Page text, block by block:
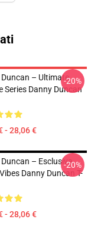
Duncan – Ultimate
Series Danny Duncan
- 28,06 €
-20%
– Esclusiva
Danny Duncan T-
- 28,06 €
-20%